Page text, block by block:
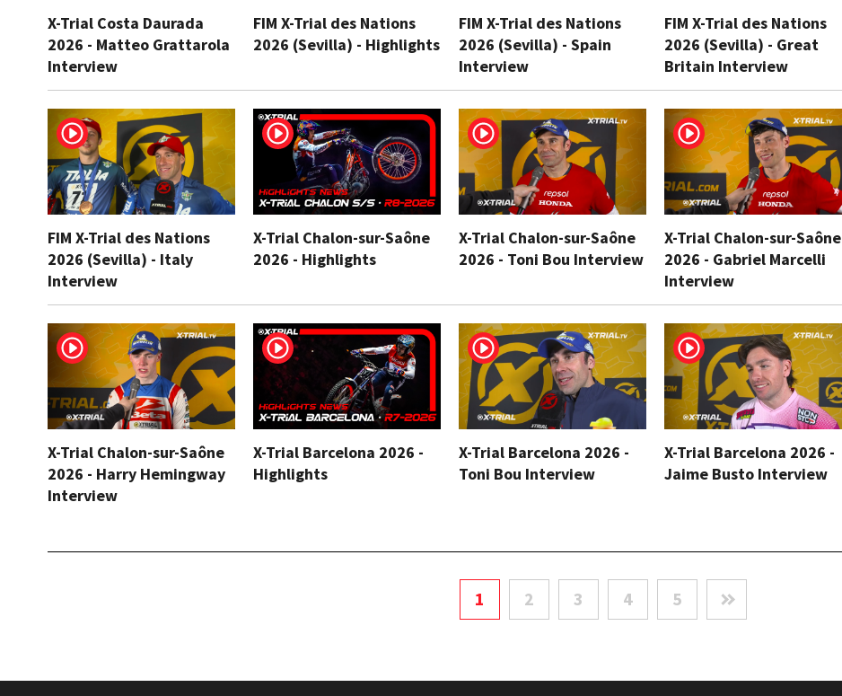
X-Trial Costa Daurada
2026 - Matteo Grattarola
Interview
FIM X-Trial des Nations
2026 (Sevilla) - Highlights
FIM X-Trial des Nations
2026 (Sevilla) - Spain
Interview
FIM X-Trial des Nations
2026 (Sevilla) - Great
Britain Interview
FIM X-Trial des Nations
2026 (Sevilla) - Italy
Interview
X-Trial Chalon-sur-Saône
2026 - Highlights
X-Trial Chalon-sur-Saône
2026 - Toni Bou Interview
X-Trial Chalon-sur-Saône
2026 - Gabriel Marcelli
Interview
X-Trial Chalon-sur-Saône
2026 - Harry Hemingway
Interview
X-Trial Barcelona 2026 -
Highlights
X-Trial Barcelona 2026 -
Toni Bou Interview
X-Trial Barcelona 2026 -
Jaime Busto Interview
1 2 3 4 5